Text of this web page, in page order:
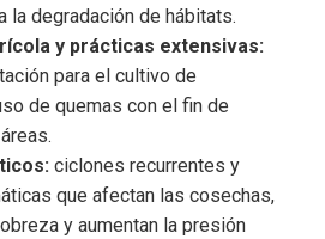
la degradación de hábitats.
y prácticas extensivas:
para el cultivo de
de quemas con el fin de
ciclones recurrentes y
que afectan las cosechas,
y aumentan la presión